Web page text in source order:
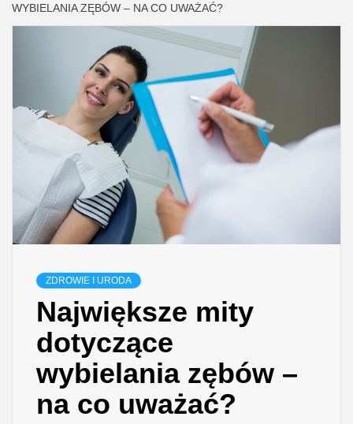
WYBIELANIA ZĘBÓW – NA CO UWAŻAĆ?
ZDROWIE I URODA
Największe mity
dotyczące
wybielania zębów –
na co uważać?